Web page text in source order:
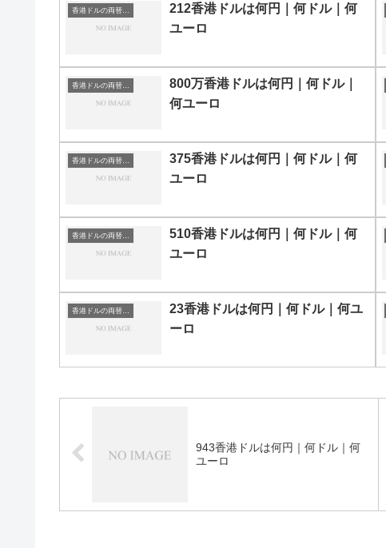
212香港ドルは何円｜何ドル｜何
ユーロ
800万香港ドルは何円｜何ドル｜
何ユーロ
375香港ドルは何円｜何ドル｜何
ユーロ
510香港ドルは何円｜何ドル｜何
ユーロ
23香港ドルは何円｜何ドル｜何ユ
ーロ
943香港ドルは何円｜何ドル｜何
ユーロ